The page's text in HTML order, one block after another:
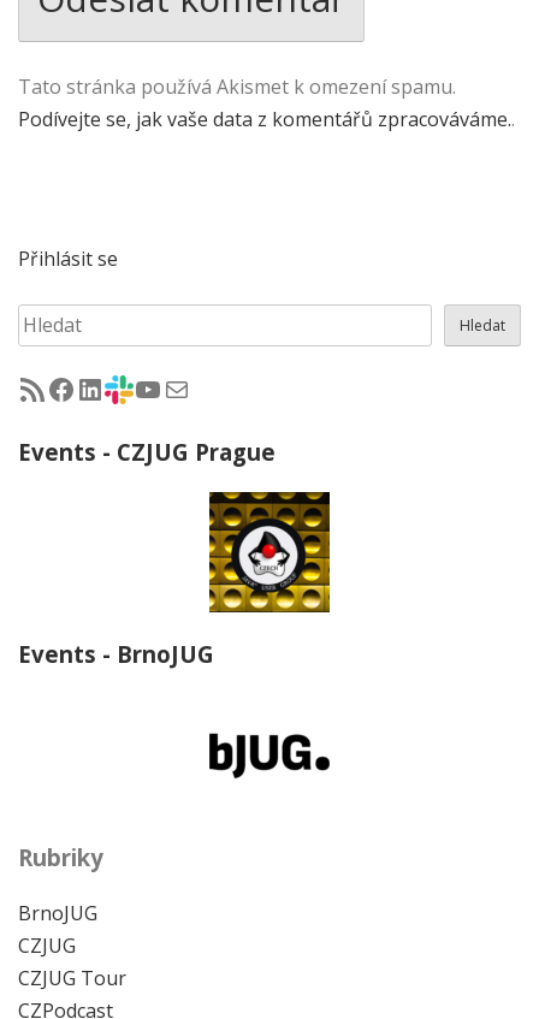
Tato stránka používá Akismet k omezení spamu.
Podívejte se, jak vaše data z komentářů zpracováváme..
Přihlásit se
Hledat Hledat
RSS - články na jug.cz
Facebook skupina Czech Java User Group
LinkedIn skupina Czech Java User Group
CZJUG Slack fórum
CZJUG YouTube kanálCZJUG email
Events - CZJUG Prague
Events - BrnoJUG
Rubriky
BrnoJUG
CZJUG
CZJUG Tour
CZPodcast